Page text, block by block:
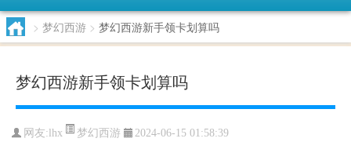
> 梦幻西游 > 梦幻西游新手领卡划算吗
梦幻西游新手领卡划算吗
网友: lhx 梦幻西游 2024-06-15 01:58:39